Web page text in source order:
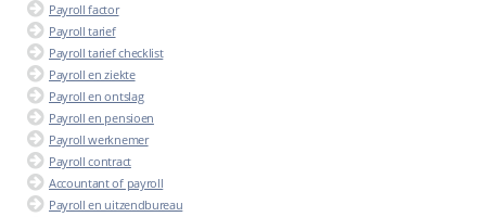
Payroll factor
Payroll tarief
Payroll tarief checklist
Payroll en ziekte
Payroll en ontslag
Payroll en pensioen
Payroll werknemer
Payroll contract
Accountant of payroll
Payroll en uitzendbureau